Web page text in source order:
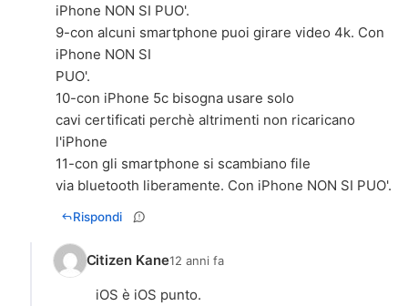
iPhone NON SI PUO'.
9-con alcuni smartphone puoi girare video 4k. Con
iPhone NON SI
PUO'.
10-con iPhone 5c bisogna usare solo
cavi certificati perchè altrimenti non ricaricano
l'iPhone
11-con gli smartphone si scambiano file
via bluetooth liberamente. Con iPhone NON SI PUO'.
Rispondi
Citizen Kane12 anni fa
iOS è iOS punto.